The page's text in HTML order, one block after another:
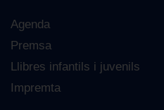
Agenda
Premsa
Llibres infantils i juvenils
Impremta